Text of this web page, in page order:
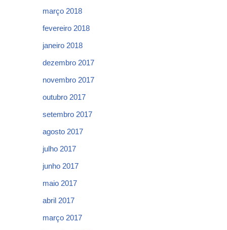
março 2018
fevereiro 2018
janeiro 2018
dezembro 2017
novembro 2017
outubro 2017
setembro 2017
agosto 2017
julho 2017
junho 2017
maio 2017
abril 2017
março 2017